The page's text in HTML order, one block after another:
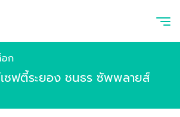
ก
ซฟตี้ระยอง ชนธร ซัพพลายส์